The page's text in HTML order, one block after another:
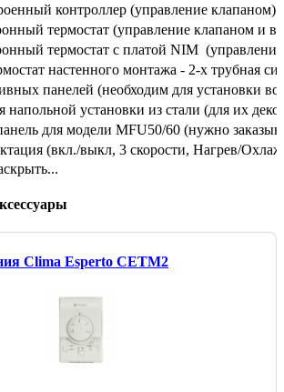
контроллер (управление клапаном)
термостат (управление клапаном и
термостат с платой NIM
настенного монтажа - 2-х трубная
панелей (необходим для установки
напольной установки из стали (для их
для модели MFU50/60 (нужно
(вкл./выкл, 3 скорости, Нагрев/
Clima Esperto CETM2